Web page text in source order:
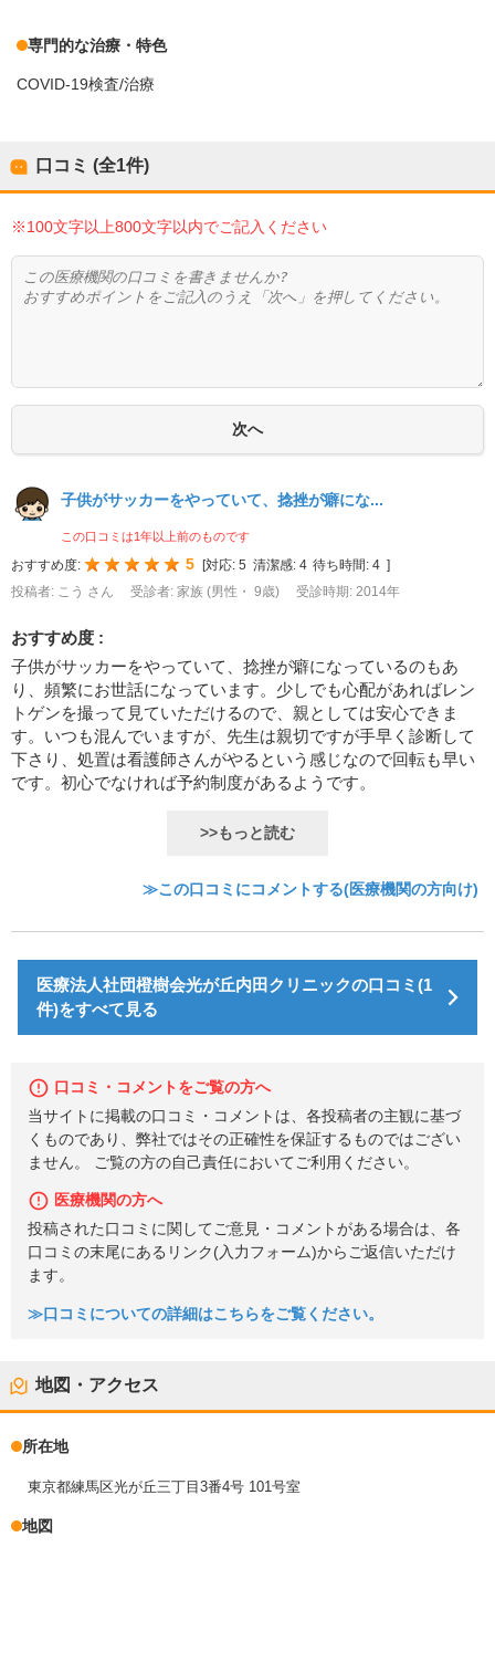
専門的な治療・特色
COVID-19検査/治療
口コミ (全1件)
※100文字以上800文字以内でご記入ください
子供がサッカーをやっていて、捻挫が癖にな...
この口コミは1年以上前のものです
おすすめ度: 5 [対応: 5 清潔感: 4 待ち時間: 4 ]
投稿者: こう さん
受診者: 家族 (男性・ 9歳) 受診時期: 2014年
おすすめ度 :
子供がサッカーをやっていて、捻挫が癖になっているのもあ
り、頻繁にお世話になっています。少しでも心配があればレン
トゲンを撮って見ていただけるので、親としては安心できま
す。いつも混んでいますが、先生は親切ですが手早く診断して
下さり、処置は看護師さんがやるという感じなので回転も早い
です。初心でなければ予約制度があるようです。
>>もっと読む
≫この口コミにコメントする(医療機関の方向け)
医療法人社団橙樹会光が丘内田クリニックの口コミ(1
件)をすべて見る
口コミ・コメントをご覧の方へ
当サイトに掲載の口コミ・コメントは、各投稿者の主観に基づ
くものであり、弊社ではその正確性を保証するものではござい
ません。 ご覧の方の自己責任においてご利用ください。
医療機関の方へ
投稿された口コミに関してご意見・コメントがある場合は、各
口コミの末尾にあるリンク(入力フォーム)からご返信いただけ
ます。
≫口コミについての詳細はこちらをご覧ください。
地図・アクセス
所在地
東京都練馬区光が丘三丁目3番4号 101号室
地図